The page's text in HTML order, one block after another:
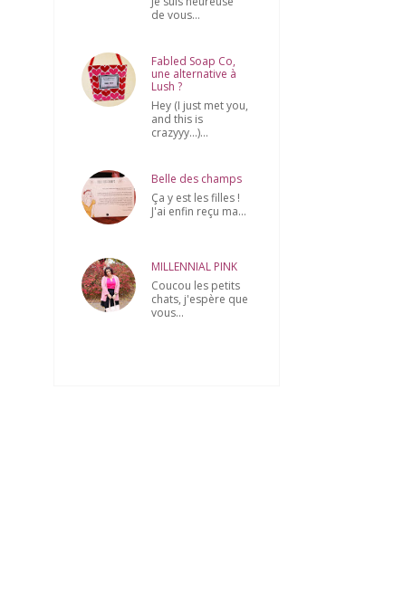
de vous...
Fabled Soap Co,
une alternative à
Lush ?
Hey (I just met you,
and this is
crazyyy...)...
Belle des champs
Ça y est les filles !
J'ai enfin reçu ma...
MILLENNIAL PINK
Coucou les petits
chats, j'espère que
vous...